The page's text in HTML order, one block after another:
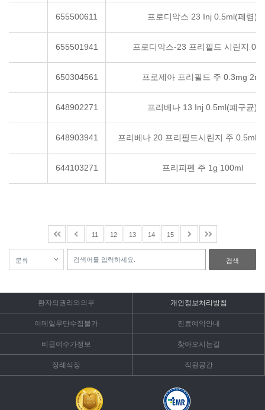
655500611 프로디악스 23 Inj 0.5ml(페렴)
655501941 프로디악스-23 프리필드 시린지
650304561 프로제아 프리필드 주 0.3mg 2ml
648902271 프리베나 13 Inj 0.5ml(폐구균)
648903941 프리베나 20 프리필드시린지 주 0.5ml(
644103271 프리피펜 주 1g 100ml
11 12 13 14 15
검색
환자의권리와의무 개인정보처리방침
이메일무단수집불가 진료예약안내
비급여수가정보 찾아오시는길
장례식장 직원공간